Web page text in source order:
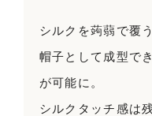
シルクを蒟蒻で覆
帽子として成型で
が可能に。
シルクタッチ感は